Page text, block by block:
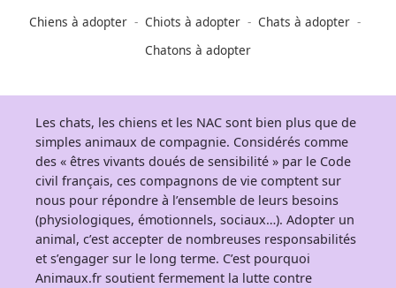
Chiens à adopter Chiots à adopter
Chats à adopter
Chatons à adopter
Les chats, les chiens et les NAC sont bien plus que de
simples animaux de compagnie. Considérés comme
des « êtres vivants doués de sensibilité » par le Code
civil français, ces compagnons de vie comptent sur
nous pour répondre à l’ensemble de leurs besoins
(physiologiques, émotionnels, sociaux…). Adopter un
animal, c’est accepter de nombreuses responsabilités
et s’engager sur le long terme. C’est pourquoi
Animaux.fr soutient fermement la lutte contre